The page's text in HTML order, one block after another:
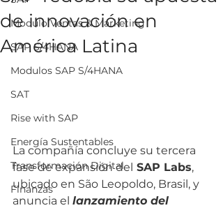
Modulo Ventas & Marketing
SAP S/4HANA
Modulos SAP S/4HANA
SAT
Rise with SAP
Energía Sustentables
Transformación Digital
Finanzas
de innovación en
América Latina
La compañía concluye su tercera
fase de expansión del SAP Labs,
ubicado en São Leopoldo, Brasil, y
anuncia el lanzamiento del